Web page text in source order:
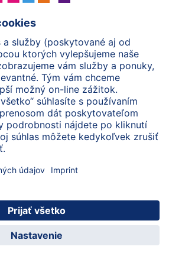
HiPP Tehotenstvo
osobných údajov
používania webovej stránky
O spoločnosti HiPP Kontakt
© 2026 HiPP
do BabyClubu